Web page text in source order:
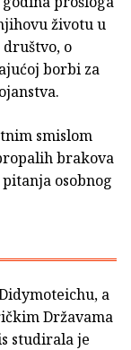
životu u
o
borbi za
smislom
brakova
osobnog
a
Državama
studirala je